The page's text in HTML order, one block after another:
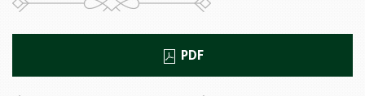
PDF